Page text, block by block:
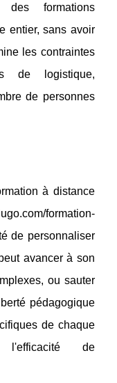
des formations
entier, sans avoir
les contraintes
de logistique,
de personnes
à distance
formation-
de personnaliser
avancer à son
ou sauter
pédagogique
de chaque
l'efficacité de